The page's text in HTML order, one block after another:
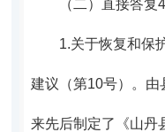
（二）直接答复
1.关于恢复和保
建议（第10号）。 由
来先后制定了 《山